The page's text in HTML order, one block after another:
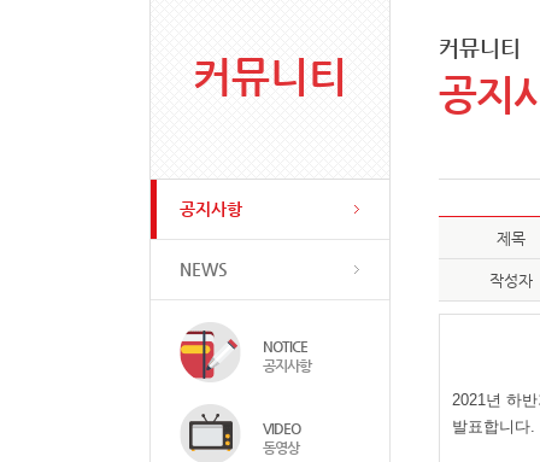
커뮤니티
공지사항
NEWS
NOTICE
공지사항
VIDEO
동영상
커뮤니티
공지
제목
작성자
2021년 하
발표합니다.